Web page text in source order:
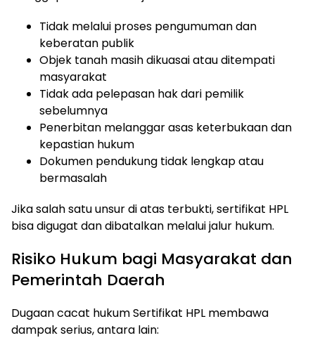
Tidak melalui proses pengumuman dan
keberatan publik
Objek tanah masih dikuasai atau ditempati
masyarakat
Tidak ada pelepasan hak dari pemilik
sebelumnya
Penerbitan melanggar asas keterbukaan dan
kepastian hukum
Dokumen pendukung tidak lengkap atau
bermasalah
Jika salah satu unsur di atas terbukti, sertifikat HPL
bisa digugat dan dibatalkan melalui jalur hukum.
Risiko Hukum bagi Masyarakat dan
Pemerintah Daerah
Dugaan cacat hukum Sertifikat HPL membawa
dampak serius, antara lain: